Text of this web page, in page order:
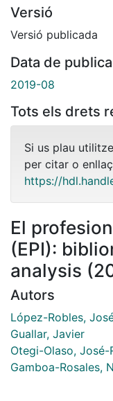
Versió
Versió publicada
Data de
2019-08
Tots els drets
Si us plau
per citar o
https://
El
(EPI):
analysis
Autors
López-Robles,
Guallar, Javier
Otegi-Olaso, José-
Gamboa-Rosales,